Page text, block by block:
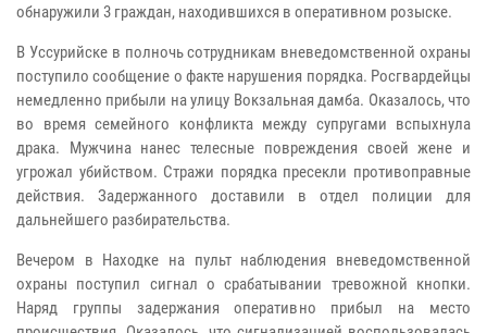
обнаружили 3 граждан, находившихся в оперативном розыске.
В Уссурийске в полночь сотрудникам вневедомственной охраны
поступило сообщение о факте нарушения порядка. Росгвардейцы
немедленно прибыли на улицу Вокзальная дамба. Оказалось, что
во время семейного конфликта между супругами вспыхнула
драка. Мужчина нанес телесные повреждения своей жене и
угрожал убийством. Стражи порядка пресекли противоправные
действия. Задержанного доставили в отдел полиции для
дальнейшего разбирательства.
Вечером в Находке на пульт наблюдения вневедомственной
охраны поступил сигнал о срабатывании тревожной кнопки.
Наряд группы задержания оперативно прибыл на место